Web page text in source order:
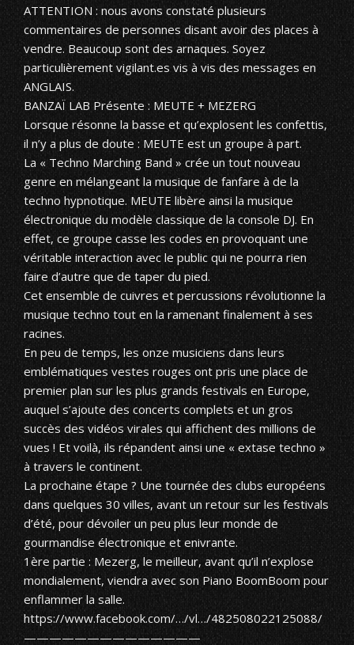
ATTENTION : nous avons constaté plusieurs
commentaires de personnes disant avoir des places à
vendre. Beaucoup sont des arnaques. Soyez
particulièrement vigilant.es vis à vis des messages en
ANGLAIS.
BANZAÏ LAB Présente : MEUTE + MEZERG
Lorsque résonne la basse et qu’explosent les confettis,
il n’y a plus de doute : MEUTE est un groupe à part.
La « Techno Marching Band » crée un tout nouveau
genre en mélangeant la musique de fanfare à de la
techno hypnotique. MEUTE libère ainsi la musique
électronique du modèle classique de la console DJ. En
effet, ce groupe casse les codes en provoquant une
véritable interaction avec le public qui ne pourra rien
faire d’autre que de taper du pied.
Cet ensemble de cuivres et percussions révolutionne la
musique techno tout en la ramenant finalement à ses
racines.
En peu de temps, les onze musiciens dans leurs
emblématiques vestes rouges ont pris une place de
premier plan sur les plus grands festivals en Europe,
auquel s’ajoute des concerts complets et un gros
succès des vidéos virales qui affichent des millions de
vues ! Et voilà, ils répandent ainsi une « extase techno »
à travers le continent.
La prochaine étape ? Une tournée des clubs européens
dans quelques 30 villes, avant un retour sur les festivals
d’été, pour dévoiler un peu plus leur monde de
gourmandise électronique et enivrante.
1ère partie : Mezerg, le meilleur, avant qu’il n’explose
mondialement, viendra avec son Piano BoomBoom pour
enflammer la salle.
https://www.facebook.com/…/vl…/482508022125088/
——————————————